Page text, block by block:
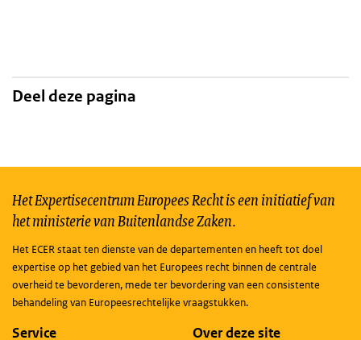
Deel deze pagina
Het Expertisecentrum Europees Recht is een initiatief van
het ministerie van Buitenlandse Zaken.
Het ECER staat ten dienste van de departementen en heeft tot doel
expertise op het gebied van het Europees recht binnen de centrale
overheid te bevorderen, mede ter bevordering van een consistente
behandeling van Europeesrechtelijke vraagstukken.
Service Over deze site